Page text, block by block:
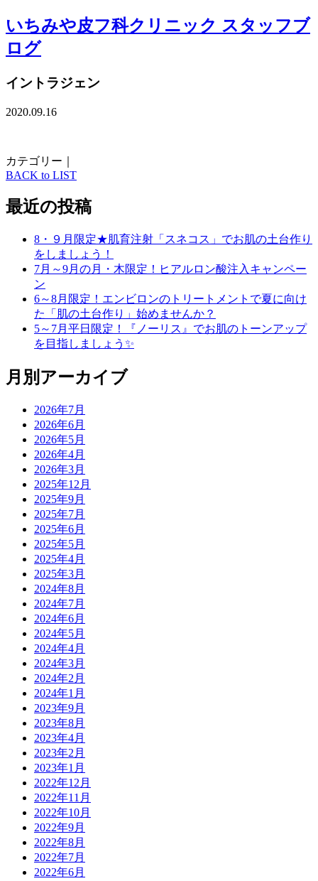
いちみや皮フ科クリニック スタッフブ
ログ
イントラジェン
2020.09.16
カテゴリー｜
BACK to LIST
最近の投稿
8・９月限定★肌育注射「スネコス」でお肌の土台作り
をしましょう！
7月～9月の月・木限定！ヒアルロン酸注入キャンペー
ン
6～8月限定！エンビロンのトリートメントで夏に向け
た「肌の土台作り」始めませんか？
5～7月平日限定！『ノーリス』でお肌のトーンアップ
を目指しましょう✨
月別アーカイブ
2026年7月
2026年6月
2026年5月
2026年4月
2026年3月
2025年12月
2025年9月
2025年7月
2025年6月
2025年5月
2025年4月
2025年3月
2024年8月
2024年7月
2024年6月
2024年5月
2024年4月
2024年3月
2024年2月
2024年1月
2023年9月
2023年8月
2023年4月
2023年2月
2023年1月
2022年12月
2022年11月
2022年10月
2022年9月
2022年8月
2022年7月
2022年6月